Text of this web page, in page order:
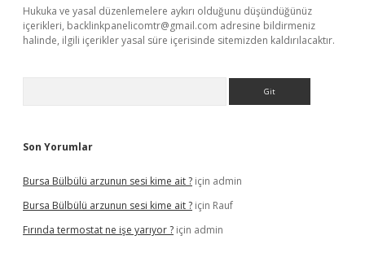
Hukuka ve yasal düzenlemelere aykırı olduğunu düşündüğünüz
içerikleri, backlinkpanelicomtr@gmail.com adresine bildirmeniz
halinde, ilgili içerikler yasal süre içerisinde sitemizden kaldırılacaktır.
Son Yorumlar
Bursa Bülbülü arzunun sesi kime ait ? için admin
Bursa Bülbülü arzunun sesi kime ait ? için Rauf
Fırında termostat ne işe yarıyor ? için admin